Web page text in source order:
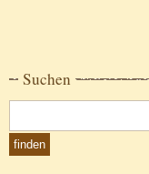
Suchen